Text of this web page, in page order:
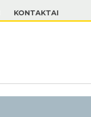
KONTAKTAI